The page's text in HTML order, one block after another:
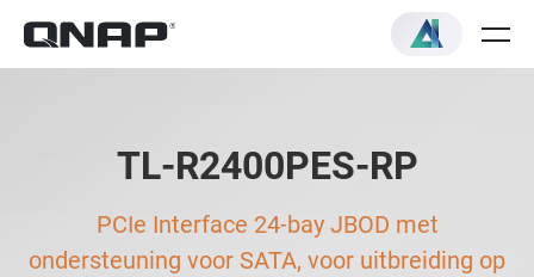
TL-R2400PES-RP
PCIe Interface 24-bay JBOD met
ondersteuning voor SATA, voor uitbreiding op